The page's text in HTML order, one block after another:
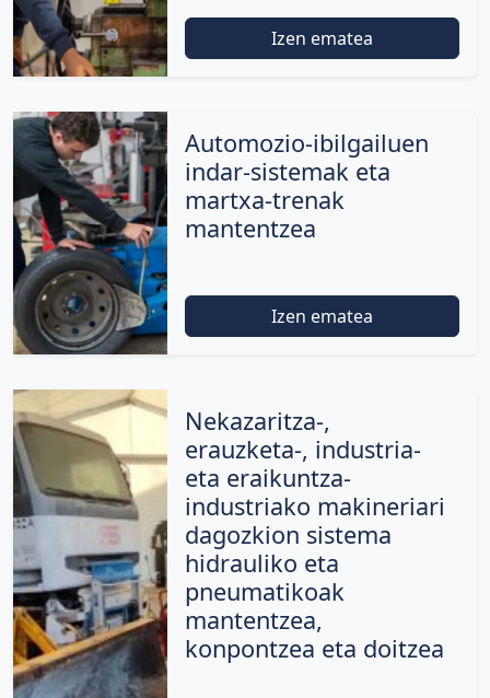
Izen ematea
Automozio-ibilgailuen
indar-sistemak eta
martxa-trenak
mantentzea
Izen ematea
Nekazaritza-,
erauzketa-, industria-
eta eraikuntza-
industriako makineriari
dagozkion sistema
hidrauliko eta
pneumatikoak
mantentzea,
konpontzea eta doitzea